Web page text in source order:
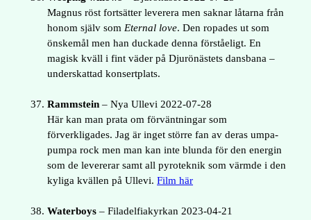
Magnus röst fortsätter leverera men saknar låtarna från
honom själv som Eternal love. Den ropades ut som
önskemål men han duckade denna förståeligt. En
magisk kväll i fint väder på Djurönästets dansbana –
underskattad konsertplats.
Rammstein – Nya Ullevi 2022-07-28
Här kan man prata om förväntningar som
förverkligades. Jag är inget större fan av deras umpa-
pumpa rock men man kan inte blunda för den energin
som de levererar samt all pyroteknik som värmde i den
kyliga kvällen på Ullevi. Film här
Waterboys – Filadelfiakyrkan 2023-04-21